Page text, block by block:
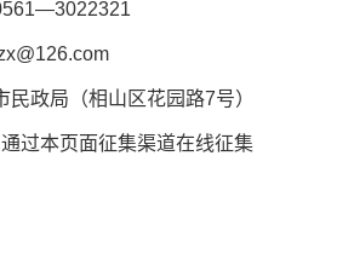
民政局（相山区花园路7号）
过本页面征集渠道在线征集